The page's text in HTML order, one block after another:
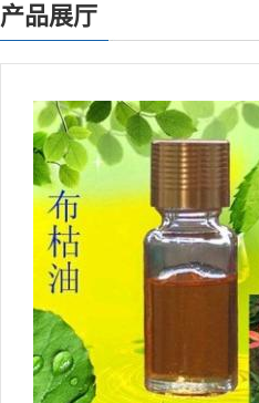
产品展厅